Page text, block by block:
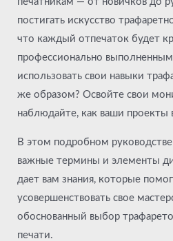
постигать искусство
что каждый отпечаток будет
профессионально
использовать свои навыки
же образом? Освойте свои
наблюдайте, как ваши проекты
В этом подробном
важные термины и элементы
дает вам знания, которые
усовершенствовать свое
обоснованный выбор
печати.